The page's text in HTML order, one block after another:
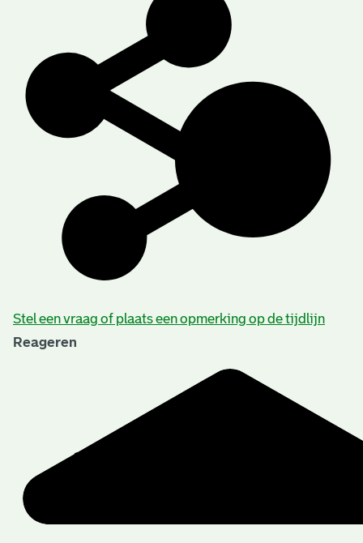
Stel een vraag of plaats een opmerking op de tijdlijn
Reageren